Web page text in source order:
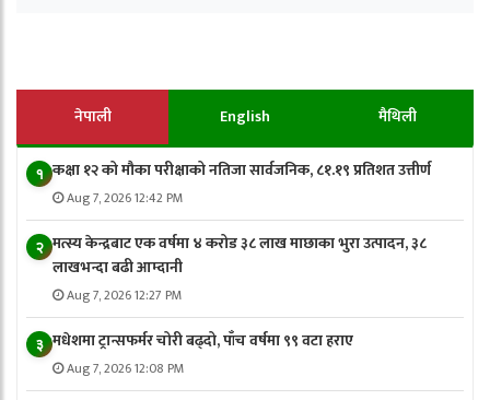
नेपाली English मैथिली
१ कक्षा १२ को मौका परीक्षाको नतिजा सार्वजनिक, ८१.१९ प्रतिशत उत्तीर्ण
Aug 7, 2026 12:42 PM
२ मत्स्य केन्द्रबाट एक वर्षमा ४ करोड ३८ लाख माछाका भुरा उत्पादन, ३८
लाखभन्दा बढी आम्दानी
Aug 7, 2026 12:27 PM
३ मधेशमा ट्रान्सफर्मर चोरी बढ्दो, पाँच वर्षमा ९९ वटा हराए
Aug 7, 2026 12:08 PM